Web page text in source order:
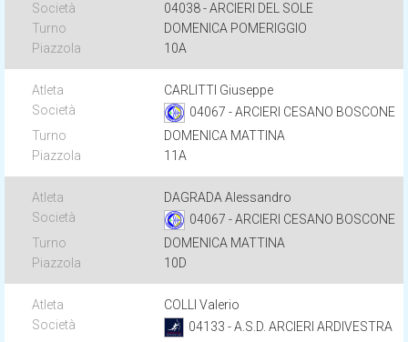
04038 - ARCIERI DEL SOLE
DOMENICA POMERIGGIO
10A
CARLITTI Giuseppe
04067 - ARCIERI CESANO BOSCONE
DOMENICA MATTINA
11A
DAGRADA Alessandro
04067 - ARCIERI CESANO BOSCONE
DOMENICA MATTINA
10D
COLLI Valerio
04133 - A.S.D. ARCIERI ARDIVESTRA